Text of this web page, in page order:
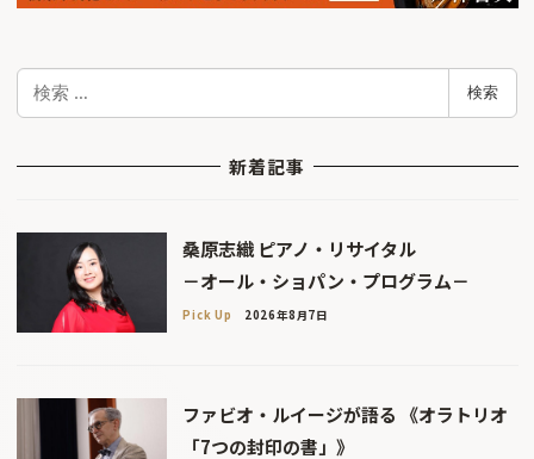
検
検索
新着記事
桑原志織 ピアノ・リサイタル
－オール・ショパン・プログラム－
Pick Up 2026年8月7日
ファビオ・ルイージが語る 《オラトリオ
「7つの封印の書」》